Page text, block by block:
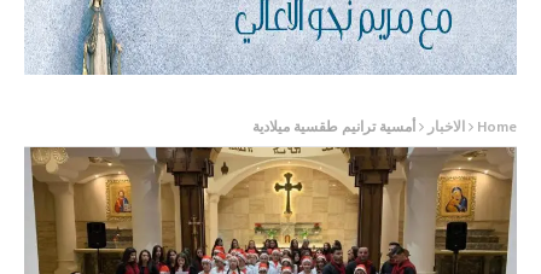
Home الاخبار أمسية ترانيم طقسية ميلادية